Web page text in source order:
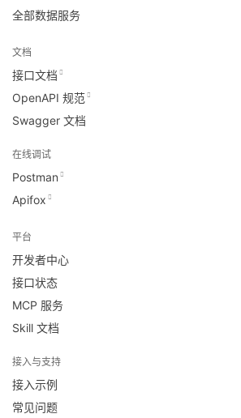
全部数据服务
文档
接口文档
OpenAPI 规范
Swagger 文档
在线调试
Postman
Apifox
平台
开发者中心
接口状态
MCP 服务
Skill 文档
接入与支持
接入示例
常见问题